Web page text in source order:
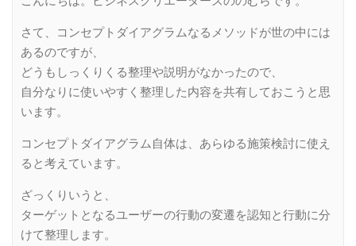
さて、コンセプトダイアグラムなるメソッドが世の中には
あるのですが、
どうもしっくりくる整理や説明がなかったので、
自分なりに使いやすく整理した内容を共有しておこうと思
います。
コンセプトダイアグラム自体は、あらゆる施策検討に使え
ると考えています。
ざっくりいうと、
ターゲットとなるユーザーの行動の変遷を認知と行動に分
けて整理します。